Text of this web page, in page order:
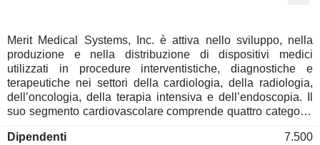
Merit Medical Systems, Inc. è attiva nello sviluppo, nella
produzione e nella distribuzione di dispositivi medici
utilizzati in procedure interventistiche, diagnostiche e
terapeutiche nei settori della cardiologia, della radiologia,
dell’oncologia, della terapia intensiva e dell’endoscopia. Il
suo segmento cardiovascolare comprende quattro categorie
procedurali personalizzate e produzione di apparecchiature
Dipendenti 7.500